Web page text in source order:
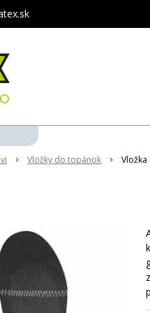
Vložky do topánok Vložka